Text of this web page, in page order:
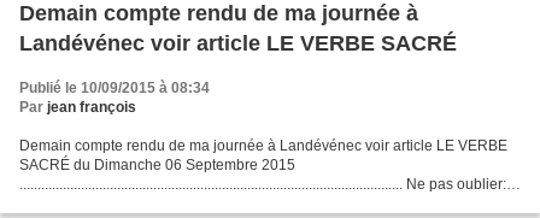
Demain compte rendu de ma journée à
Landévénec voir article LE VERBE SACRÉ
Publié le 10/09/2015 à 08:34
Par jean françois
Demain compte rendu de ma journée à Landévénec voir article LE VERBE
SACRÉ du Dimanche 06 Septembre 2015
.......................................................................................................... Ne pas oublier: